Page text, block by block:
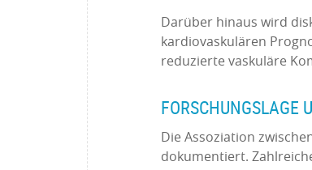
Darüber hinaus wird
kardiovaskulären
reduzierte vaskuläre
FORSCHUNGSLAGE
Die Assoziation
dokumentiert.